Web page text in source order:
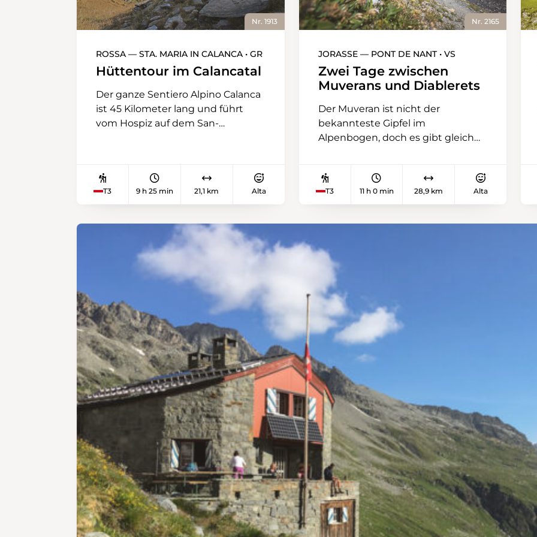
Nr. 1913
ROSSA — STA. MARIA IN CALANCA • GR
Hüttentour im Calancatal
Der ganze Sentiero Alpino Calanca
ist 45 Kilometer lang und führt
vom Hospiz auf dem San-
Bergkette zwischen den beiden
italienischsprachigen südlichen
dem Calancatal. Obschon die
Wanderung immer über
bündnerisches Gebiet verläuft,
kommt viel Tessinatmosphäre auf.
Wer nur zwei Tage Zeit hat, für den
gibt es eine lohnende Alternative:
Auf der Anfahrt nach Rossa erlebt
man die ganze Schönheit der alten
Weiler und steilen Felswände
bequem vom Postautositz aus. Der
Aufstieg zur Capanna Buffalora
kann dann allerdings schon etwas
schweisstreibend sein. Von Rossa
steigt der Weg steil zur Alp de
Calvaresc auf. Die Ziegenalp ist ein
erster Höhepunkt der Tour. Bis
zum Etappenziel Capanna
Buffalora sind es nun nur noch
rund 45 Minuten. Der zweite Tag
beginnt mit einem weiteren
kurzen Anstieg zum Pass de
Buffalora und zum Übergang an
T3 9 h 25 min 21,1 km Alta
Nr. 2165
JORASSE — PONT DE NANT • VS
Zwei Tage zwischen
Muverans und Diablerets
Der Muveran ist nicht der
bekannteste Gipfel im
Alpenbogen, doch es gibt gleich
ist etwas für Bergsteigerinnen und
Bergsteiger. Dank der Tour des
aber immerhin umrunden – und
Die Hüttentour führt in vier
Etappen über sechs Pässe durch
die Walliser und die Waadtländer
Alpen. Dank guter öV-Anbindung
kann auch nur ein zweitägiger
Ausschnitt davon gewandert
werden. Diese Wanderung startet
im Ferienort Ovronnaz, hoch über
dem Rhonetal. Bei den ersten
Höhenmetern bis Jorasse hilft die
Sesselbahn. Dann zeigen die
Wegweiser bereits das Tagesziel
Derborence oder das Zwischenziel
Rambert an. Über ausgedehnte
Alpen und steile Felsstufen führt
der Weg in alpines Gelände
unterhalb der Muverans, wo sich
gerne Steinböcke tummeln.
Vorbei an der Cabane Rambert
CAS wandert man weiter zum Col
T3 11 h 0 min 28,9 km Alta